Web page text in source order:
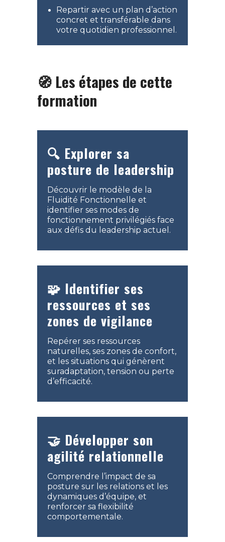
Repartir avec un plan d’action
concret et transférable dans
votre quotidien professionnel.
🧭 Les étapes de cette
formation
🔍 Explorer sa
posture de leadership
Découvrir le modèle de la
Fluidité Fonctionnelle et
identifier ses modes de
fonctionnement privilégiés face
aux défis du leadership actuel.
🧩 Identifier ses
ressources et ses
zones de vigilance
Repérer ses ressources
naturelles, ses zones de confort,
et les situations qui génèrent
suradaptation, tension ou perte
d’efficacité.
🤝 Développer son
agilité relationnelle
Comprendre l’impact de sa
posture sur les relations et les
dynamiques d’équipe, et
renforcer sa flexibilité
comportementale.